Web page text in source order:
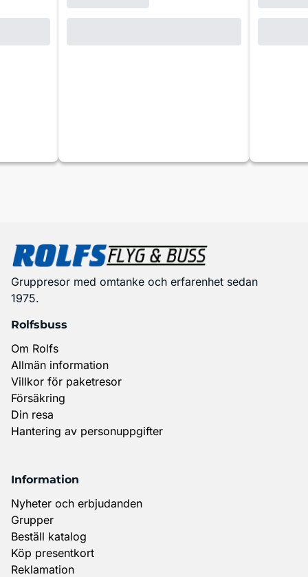
Gruppresor med omtanke och erfarenhet sedan
1975.
Rolfsbuss
Om Rolfs
Allmän information
Villkor för paketresor
Försäkring
Din resa
Hantering av personuppgifter
Information
Nyheter och erbjudanden
Grupper
Beställ katalog
Köp presentkort
Reklamation